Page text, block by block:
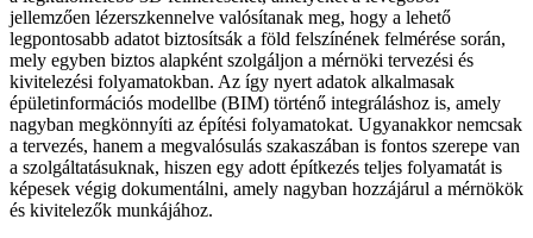
jellemzően lézerszkennelve valósítanak meg, hogy a lehető
legpontosabb adatot biztosítsák a föld felszínének felmérése során,
mely egyben biztos alapként szolgáljon a mérnöki tervezési és
kivitelezési folyamatokban. Az így nyert adatok alkalmasak
épületinformációs modellbe (BIM) történő integráláshoz is, amely
nagyban megkönnyíti az építési folyamatokat. Ugyanakkor nemcsak
a tervezés, hanem a megvalósulás szakaszában is fontos szerepe van
a szolgáltatásuknak, hiszen egy adott építkezés teljes folyamatát is
képesek végig dokumentálni, amely nagyban hozzájárul a mérnökök
és kivitelezők munkájához.